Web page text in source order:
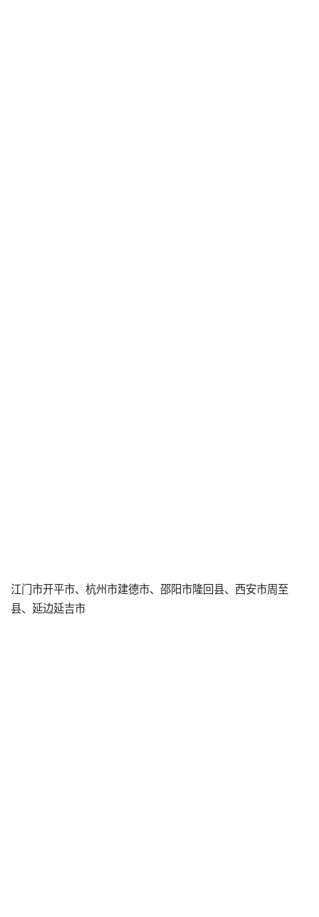
江门市开平市、杭州市建德市、邵阳市隆回县、西安市周至
县、延边延吉市